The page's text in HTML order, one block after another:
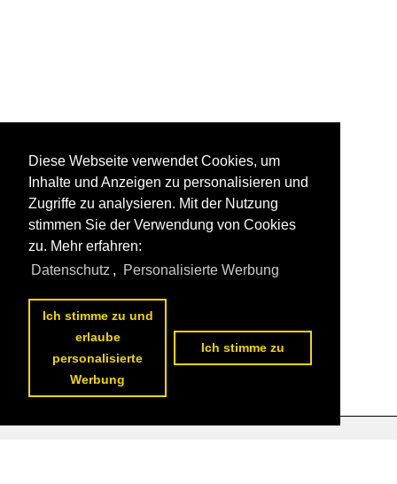
Diese Webseite verwendet Cookies, um
Inhalte und Anzeigen zu personalisieren und
Zugriffe zu analysieren. Mit der Nutzung
stimmen Sie der Verwendung von Cookies
zu. Mehr erfahren:
Datenschutz , Personalisierte Werbung
Ich stimme zu und
erlaube
personalisierte
Werbung
Ich stimme zu